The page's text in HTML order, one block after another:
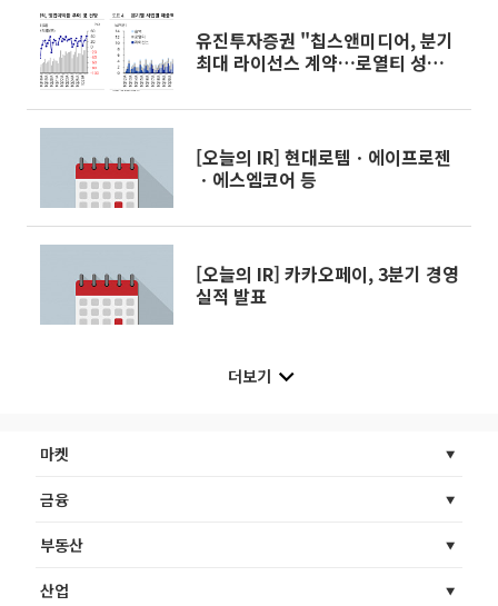
유진투자증권 "칩스앤미디어, 분기
최대 라이선스 계약…로열티 성장
[오늘의 IR] 현대로템ㆍ에이프로젠
ㆍ에스엠코어 등
[오늘의 IR] 카카오페이, 3분기 경영
실적 발표
더보기
마켓
금융
부동산
산업